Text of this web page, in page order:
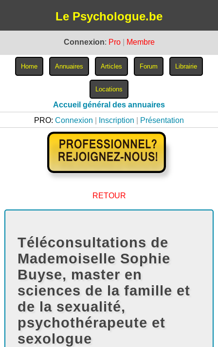
Le Psychologue.be
Connexion: Pro Membre
Accueil général des annuaires
PRO: Connexion Inscription Présentation
RETOUR
Téléconsultations de
Mademoiselle Sophie
Buyse, master en
sciences de la famille et
de la sexualité,
psychothérapeute et
sexologue